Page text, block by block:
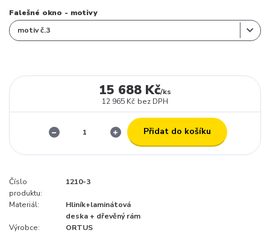
Falešné okno - motivy
15 688 Kč/ks
12 965 Kč bez DPH
Přidat do košíku
Číslo
produktu:
1210-3
Materiál:
Hliník+laminátová
deska + dřevěný rám
Výrobce:
ORTUS